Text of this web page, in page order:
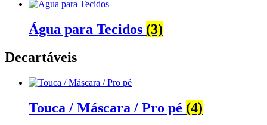
Água para Tecidos (3)
Decartáveis
Touca / Máscara / Pro pé (4)